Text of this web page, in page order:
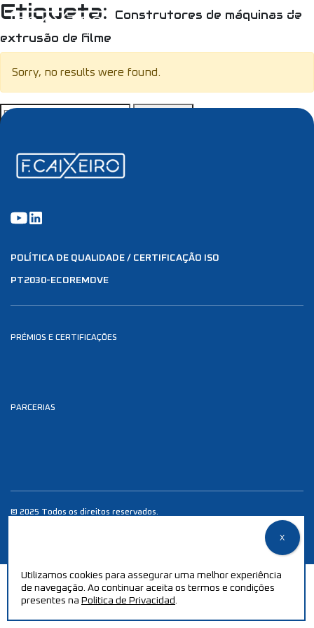
Etiqueta:
Construtores de máquinas de
extrusão de filme
Sorry, no results were found.
Pesquisar
por:
POLÍTICA DE QUALIDADE / CERTIFICAÇÃO ISO
PT2030-ECOREMOVE
PRÉMIOS E CERTIFICAÇÕES
PARCERIAS
© 2025 Todos os direitos reservados.
Utilizamos cookies para assegurar uma melhor experiência
de navegação. Ao continuar aceita os termos e condições
presentes na Politica de Privacidad.